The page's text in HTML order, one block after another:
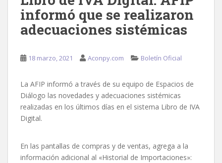
informó que se realizaron
adecuaciones sistémicas
18 marzo, 2021 Aconpy.com Boletín Oficial
La AFIP informó a través de su equipo de Espacios de
Diálogo las novedades y adecuaciones sistémicas
realizadas en los últimos días en el sistema Libro de IVA
Digital.
En las pantallas de compras y de ventas, agrega a la
información adicional al «Historial de Importaciones»: